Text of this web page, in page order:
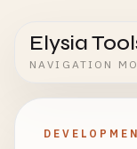
Elysia
NAVIGATION